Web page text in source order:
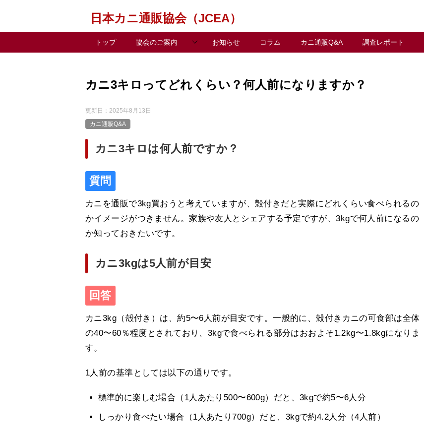
日本カニ通販協会（JCEA）
トップ 協会のご案内 お知らせ コラム カニ通販Q&A 調査レポート
カニ3キロってどれくらい？何人前になりますか？
更新日： 2025年8月13日
カニ通販Q&A
カニ3キロは何人前ですか？
カニを通販で3kg買おうと考えていますが、殻付きだと実際にどれくらい食べられるの
かイメージがつきません。家族や友人とシェアする予定ですが、3kgで何人前になるの
か知っておきたいです。
カニ3kgは5人前が目安
カニ3kg（殻付き）は、約5〜6人前が目安です。一般的に、殻付きカニの可食部は全体
の40〜60％程度とされており、3kgで食べられる部分はおおよそ1.2kg〜1.8kgになりま
す。
1人前の基準としては以下の通りです。
標準的に楽しむ場合（1人あたり500〜600g）だと、3kgで約5〜6人分
しっかり食べたい場合（1人あたり700g）だと、3kgで約4.2人分（4人前）